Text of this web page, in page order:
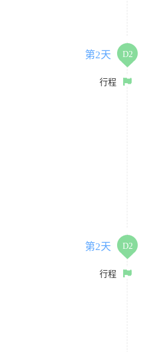
第2天 D2
行程
第2天 D2
行程